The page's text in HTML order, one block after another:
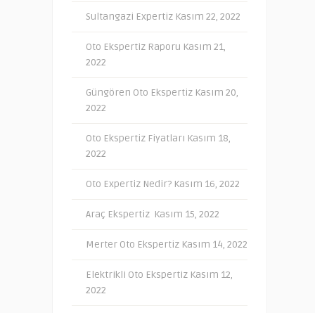
Sultangazi Expertiz Kasım 22, 2022
Oto Ekspertiz Raporu Kasım 21,
2022
Güngören Oto Ekspertiz Kasım 20,
2022
Oto Ekspertiz Fiyatları Kasım 18,
2022
Oto Expertiz Nedir? Kasım 16, 2022
Araç Ekspertiz Kasım 15, 2022
Merter Oto Ekspertiz Kasım 14, 2022
Elektrikli Oto Ekspertiz Kasım 12,
2022